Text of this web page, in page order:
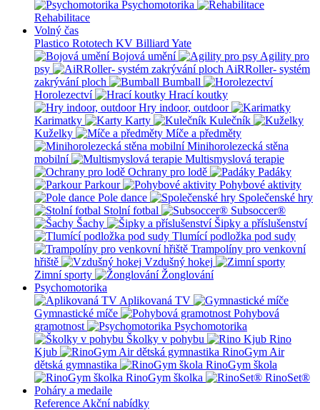
Psychomotorika
Rehabilitace
Volný čas
Plastico Rototech KV Billiard Yate
Bojová umění
Agility pro
psy
AiRRoller- systém
zakrývání ploch
Bumball
Horolezectví
Hrací koutky
Hry indoor, outdoor
Karimatky
Karty
Kulečník
Kuželky
Míče a předměty
Minihorolezecká stěna
mobilní
Multismyslová terapie
Ochrany pro lodě
Padáky
Parkour
Pohybové aktivity
Pole dance
Společenské hry
Stolní fotbal
Subsoccer®
Šachy
Šipky a příslušenství
Tlumící podložka pod sudy
Trampolíny pro venkovní
hřiště
Vzdušný hokej
Zimní sporty
Žonglování
Psychomotorika
Aplikovaná TV
Gymnastické míče
Pohybová
gramotnost
Psychomotorika
Školky v pohybu
Rino
Kjub
RinoGym Air
dětská gymnastika
RinoGym škola
RinoGym školka
RinoSet®
Poháry a medaile
Reference Akční nabídky